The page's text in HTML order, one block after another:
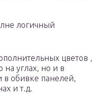
логичный
цветов ,
на углах, но и в
обивке панелей,
и т.д.